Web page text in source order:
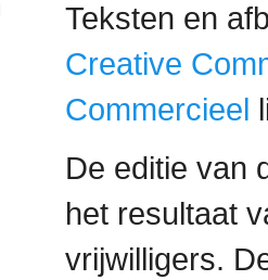
Teksten en
Creative
Commercieel
De editie van
het resultaat
vrijwilligers.